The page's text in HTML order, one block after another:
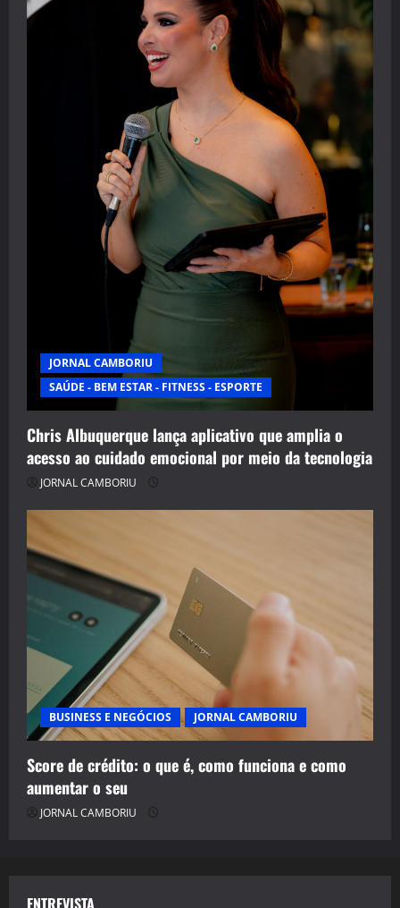
JORNAL CAMBORIU
SAÚDE - BEM ESTAR - FITNESS - ESPORTE
Chris Albuquerque lança aplicativo que amplia o
acesso ao cuidado emocional por meio da tecnologia
JORNAL CAMBORIU
BUSINESS E NEGÓCIOS JORNAL CAMBORIU
Score de crédito: o que é, como funciona e como
aumentar o seu
JORNAL CAMBORIU